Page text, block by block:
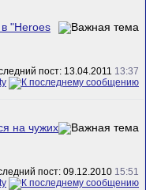
"Heroes
пост: 13.04.2011 13:37
на чужих
пост: 09.12.2010 15:51